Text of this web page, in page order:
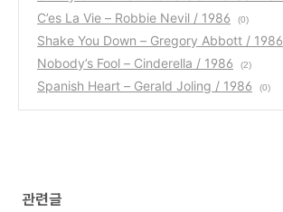
nald / 1986
(0)
C’es La Vie – Robbie Nevil / 1986 (0)
Shake You Down – Gregory Abbott / 1986
(0)
Nobody’s Fool – Cinderella / 1986 (2)
Spanish Heart – Gerald Joling / 1986 (0)
관련글